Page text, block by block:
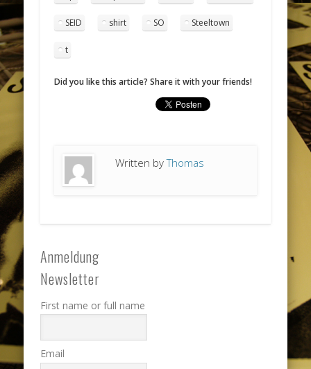
SEID shirt SO Steeltown
t
Did you like this article? Share it with your friends!
Written byThomas
Anmeldung
Newsletter
First name or full name
Email